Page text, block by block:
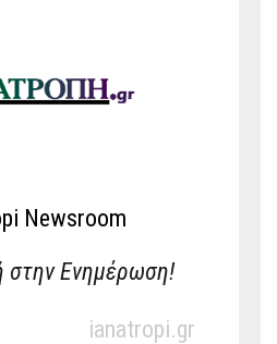
Newsroom
στην Ενημέρωση!
ianatropi.gr